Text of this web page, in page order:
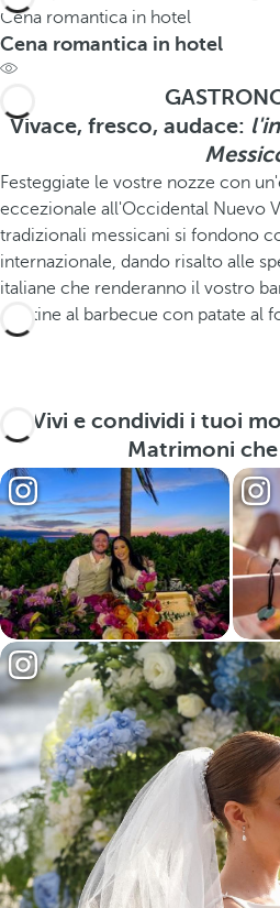
Cena romantica in hotel
Cena romantica in hotel
Vivace, fresco, audace:
Festeggiate le vostre nozze con
eccezionale all'Occidental Nuevo
tradizionali messicani si fondono
internazionale, dando risalto alle
italiane che renderanno il vostro
Costine al barbecue con patate al
Vivi e condividi i tuoi
Matrimoni